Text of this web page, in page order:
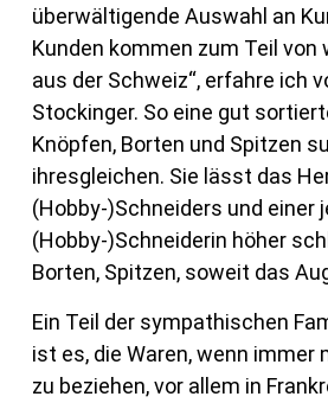
überwältigende Auswahl an
Kunden kommen zum Teil von
aus der Schweiz“, erfahre ich
Stockinger. So eine gut
Knöpfen, Borten und Spitzen
ihresgleichen. Sie lässt das
(Hobby-)Schneiders und einer
(Hobby-)Schneiderin höher
Borten, Spitzen, soweit das
Ein Teil der sympathischen
ist es, die Waren, wenn immer
zu beziehen, vor allem in